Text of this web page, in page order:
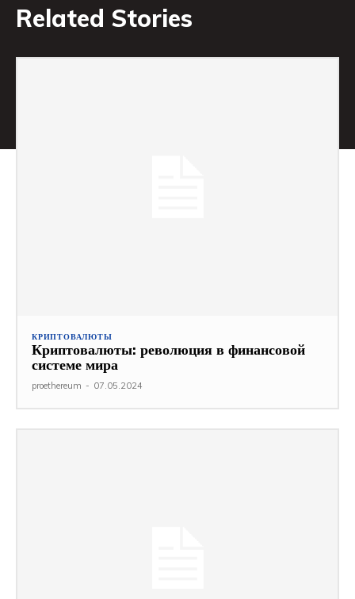
Related Stories
КРИПТОВАЛЮТЫ
Криптовалюты: революция в финансовой
системе мира
proethereum - 07.05.2024